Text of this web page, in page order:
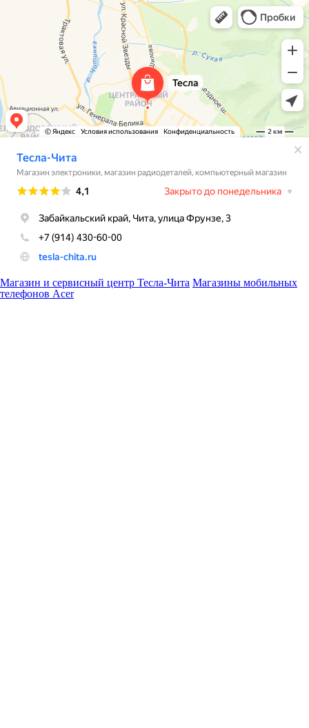
Магазин и сервисный центр Тесла-Чита Магазины мобильных
телефонов Acer